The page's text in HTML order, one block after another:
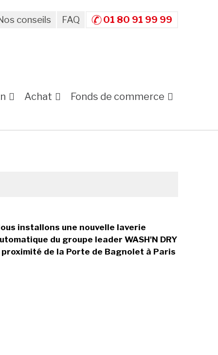
conseils FAQ 01 80 91 99 99
Achat Fonds de commerce
installons une nouvelle laverie
du groupe leader WASH'N DRY
proximité de la Porte de Bagnolet à Paris